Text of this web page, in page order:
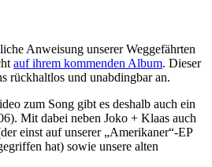
Anweisung unserer Weggefährten
auf ihrem kommenden Album. Dieser
rückhaltlos und unabdingbar an.
zum Song gibt es deshalb auch ein
Mit dabei neben Joko + Klaas auch
einst auf unserer „Amerikaner“-EP
hat) sowie unsere alten